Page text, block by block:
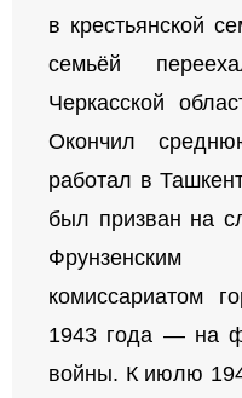
в крестьянской
семьёй
Черкасской
Окончил
работал в
был призван на
Фрунзенским
комиссариатом
1943 года — на
войны. К июлю